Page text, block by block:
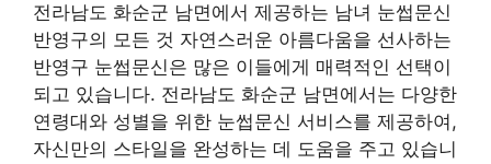
전라남도 화순군 남면에서 제공하는 남녀 눈썹문신
반영구의 모든 것 자연스러운 아름다움을 선사하는
반영구 눈썹문신은 많은 이들에게 매력적인 선택이
되고 있습니다. 전라남도 화순군 남면에서는 다양한
연령대와 성별을 위한 눈썹문신 서비스를 제공하여,
자신만의 스타일을 완성하는 데 도움을 주고 있습니